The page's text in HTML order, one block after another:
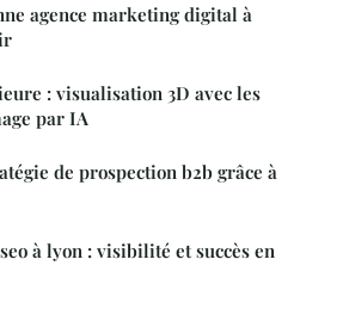
agence marketing digital à
: visualisation 3D avec les
par IA
de prospection b2b grâce à
à lyon : visibilité et succès en